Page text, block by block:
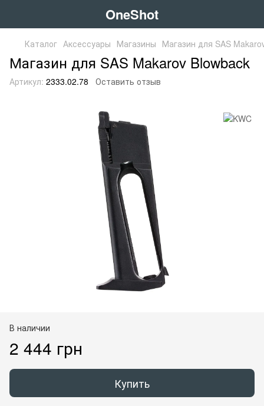
OneShot
Каталог Аксессуары Магазины Магазин для SAS
Магазин для SAS Makarov Blowback
Артикул: 2333.02.78 Оставить отзыв
В наличии
2 444 грн
Купить